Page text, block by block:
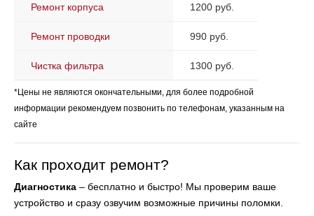
Ремонт корпуса 1200 руб.
Ремонт проводки 990 руб.
Чистка фильтра 1300 руб.
*Цены не являются окончательными, для более подробной
информации рекомендуем позвонить по телефонам, указанным на
сайте
Как проходит ремонт?
Диагностика – бесплатно и быстро! Мы проверим ваше
устройство и сразу озвучим возможные причины поломки.